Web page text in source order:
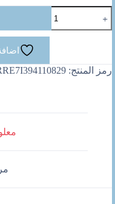
مشكلات
مع
رمز المنتج: